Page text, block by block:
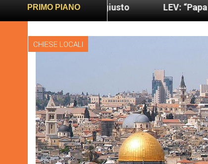
PRIMO PIANO
sano e giusto LEV: “Papa Francesco.
CHIESE LOCALI